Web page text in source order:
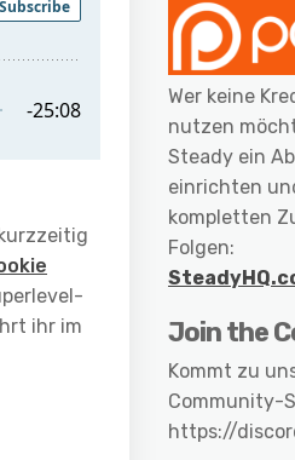
ihr im
Wer keine
nutzen
Steady ein
einrichten
kompletten
Folgen:
Join the
Kommt zu
Community-
https://